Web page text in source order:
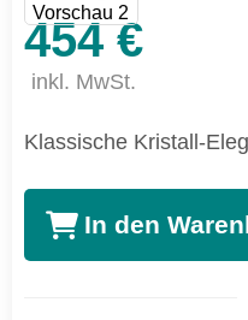
454 €
inkl. MwSt.
Klassische Kristall-
In den